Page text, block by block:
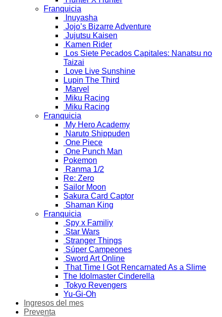
Franquicia
Inuyasha
Jojo’s Bizarre Adventure
Jujutsu Kaisen
Kamen Rider
Los Siete Pecados Capitales: Nanatsu no
Taizai
Love Live Sunshine
Lupin The Third
Marvel
Miku Racing
Miku Racing
Franquicia
My Hero Academy
Naruto Shippuden
One Piece
One Punch Man
Pokemon
Ranma 1/2
Re: Zero
Sailor Moon
Sakura Card Captor
Shaman King
Franquicia
Spy x Familiy
Star Wars
Stranger Things
Súper Campeones
Sword Art Online
That Time I Got Rencarnated As a Slime
The Idolmaster Cinderella
Tokyo Revengers
Yu-Gi-Oh
Ingresos del mes
Preventa